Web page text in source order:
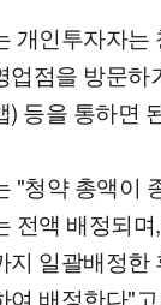
개인투자자는
업점을 방문하
) 등을 통하면
"청약 총액이
전액 배정되
지 일괄배정한
여 배정한다"